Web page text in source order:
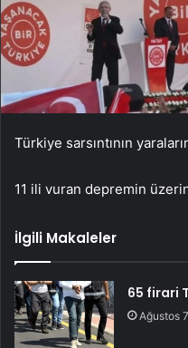
Türkiye sarsıntının
11 ili vuran depremin
İlgili Makaleler
65 firari
Ağustos